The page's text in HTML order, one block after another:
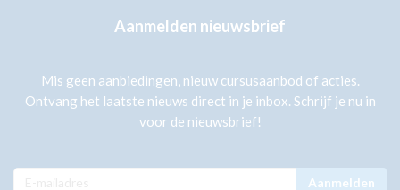
Aanmelden nieuwsbrief
Mis geen aanbiedingen, nieuw cursusaanbod of acties.
Ontvang het laatste nieuws direct in je inbox. Schrijf je nu in
voor de nieuwsbrief!
Aanmelden